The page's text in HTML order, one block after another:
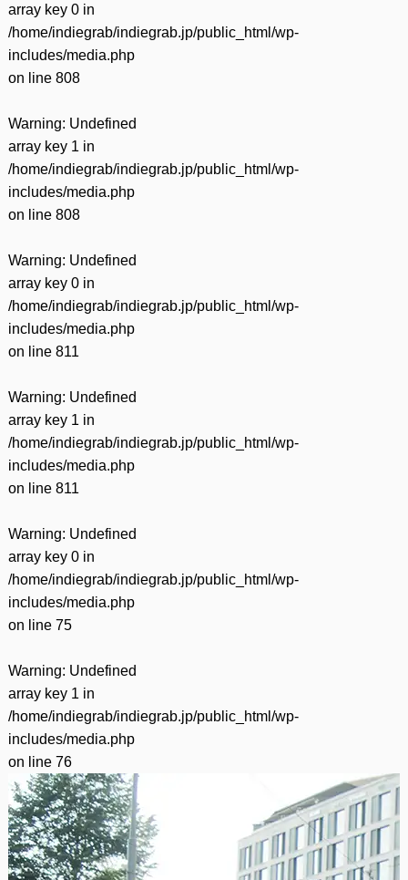
array key 0 in
/home/indiegrab/indiegrab.jp/public_html/wp-
includes/media.php
on line 808
Warning: Undefined
array key 1 in
/home/indiegrab/indiegrab.jp/public_html/wp-
includes/media.php
on line 808
Warning: Undefined
array key 0 in
/home/indiegrab/indiegrab.jp/public_html/wp-
includes/media.php
on line 811
Warning: Undefined
array key 1 in
/home/indiegrab/indiegrab.jp/public_html/wp-
includes/media.php
on line 811
Warning: Undefined
array key 0 in
/home/indiegrab/indiegrab.jp/public_html/wp-
includes/media.php
on line 75
Warning: Undefined
array key 1 in
/home/indiegrab/indiegrab.jp/public_html/wp-
includes/media.php
on line 76